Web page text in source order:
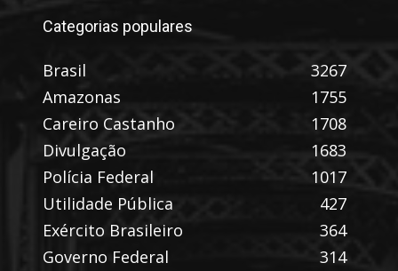
Categorias populares
Brasil
3267
Amazonas
1755
Careiro Castanho
1708
Divulgação
1683
Polícia Federal
1017
Utilidade Pública
427
Exército Brasileiro
364
Governo Federal
314